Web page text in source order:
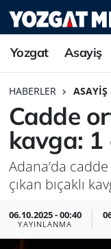
Yozgat Asayiş
HABERLER ASAYIŞ
Cadde
kavga: 1
Adana’da
çıkan bıçaklı
06.10.2025 - 00:40
YAYINLANMA